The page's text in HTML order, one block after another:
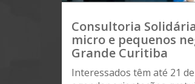
Consultoria
micro e pequenos
Grande Curitiba
Interessados têm até 21